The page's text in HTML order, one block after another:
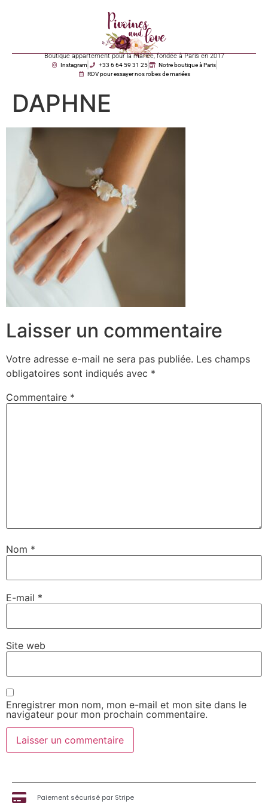
Boutique appartement pour la mariée, fondée à Paris en 2017
Instagram +33 6 64 59 31 25
Notre boutique à Paris
RDV pour essayer nos robes de mariées
DAPHNE
Laisser un commentaire
Votre adresse e-mail ne sera pas publiée. Les champs
obligatoires sont indiqués avec *
Commentaire *
Nom *
E-mail *
Site web
Enregistrer mon nom, mon e-mail et mon site dans le
navigateur pour mon prochain commentaire.
Paiement sécurisé par Stripe